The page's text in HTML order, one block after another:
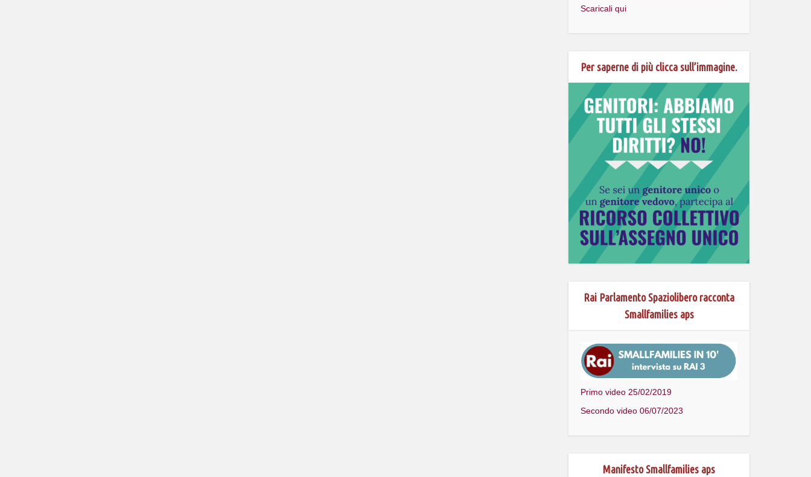
Scaricali qui
Per saperne di più clicca sull’immagine.
Rai Parlamento Spaziolibero racconta
Smallfamilies aps
Primo video 25/02/2019
Secondo video 06/07/2023
Manifesto Smallfamilies aps